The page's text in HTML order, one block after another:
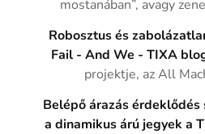
mostanában”, avagy
Robosztus és
Fail - And We - TIXA
projektje, az All
Belépő árazás
a dinamikus árú jegyek a